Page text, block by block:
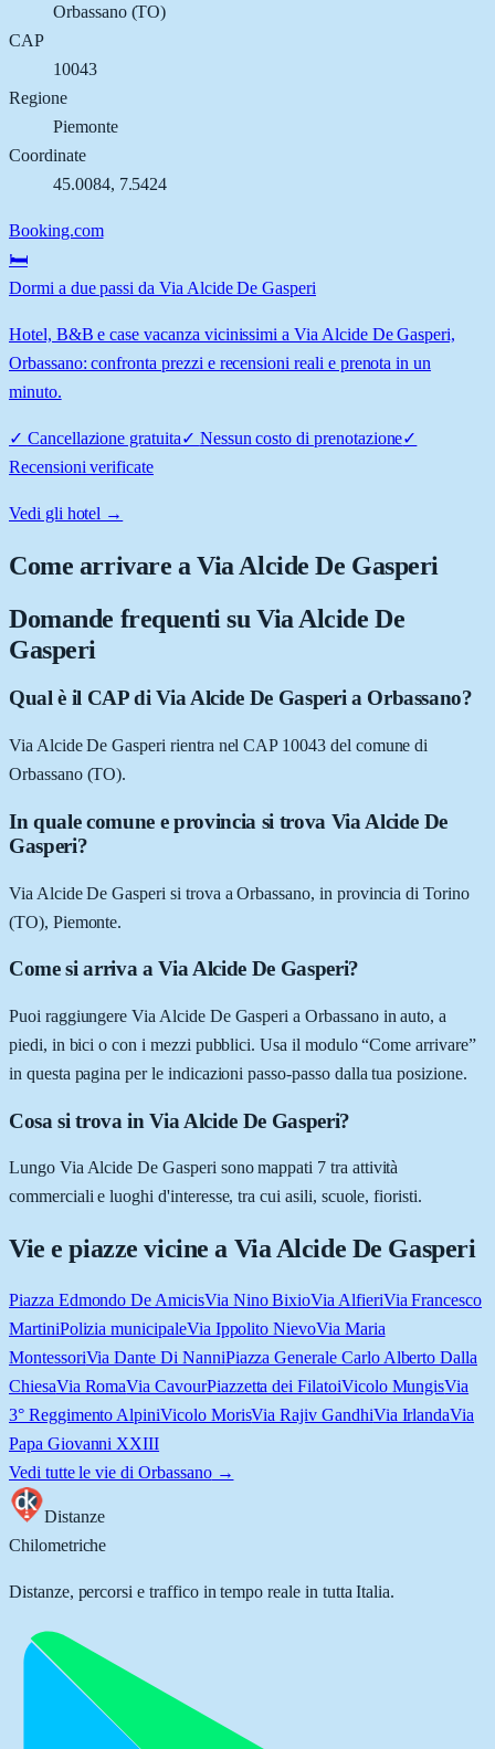
Orbassano(TO)
CAP
10043
Regione
Piemonte
Coordinate
45.0084, 7.5424
Booking.com
🛏️
Dormi a due passi da Via Alcide De Gasperi
Hotel, B&B e case vacanza vicinissimi a Via Alcide De Gasperi,
Orbassano: confronta prezzi e recensioni reali e prenota in un
minuto.
✓ Cancellazione gratuita✓ Nessun costo di prenotazione✓
Recensioni verificate
Vedi gli hotel →
Come arrivare aVia Alcide De Gasperi
Domande frequenti su Via Alcide De
Gasperi
Qual è il CAP di Via Alcide De Gasperi a Orbassano?
Via Alcide De Gasperi rientra nel CAP 10043 del comune di
Orbassano (TO).
In quale comune e provincia si trova Via Alcide De
Gasperi?
Via Alcide De Gasperi si trova a Orbassano, in provincia di Torino
(TO), Piemonte.
Come si arriva a Via Alcide De Gasperi?
Puoi raggiungere Via Alcide De Gasperi a Orbassano in auto, a
piedi, in bici o con i mezzi pubblici. Usa il modulo “Come arrivare”
in questa pagina per le indicazioni passo-passo dalla tua posizione.
Cosa si trova in Via Alcide De Gasperi?
Lungo Via Alcide De Gasperi sono mappati 7 tra attività
commerciali e luoghi d'interesse, tra cui asili, scuole, fioristi.
Vie e piazze vicine a Via Alcide De Gasperi
Piazza Edmondo De AmicisVia Nino BixioVia AlfieriVia Francesco
MartiniPolizia municipaleVia Ippolito NievoVia Maria
MontessoriVia Dante Di NanniPiazza Generale Carlo Alberto Dalla
ChiesaVia RomaVia CavourPiazzetta dei FilatoiVicolo MungisVia
3° Reggimento AlpiniVicolo MorisVia Rajiv GandhiVia IrlandaVia
Papa Giovanni XXIII
Vedi tutte le vie di Orbassano→
Distanze
Chilometriche
Distanze, percorsi e traffico in tempo reale in tutta Italia.